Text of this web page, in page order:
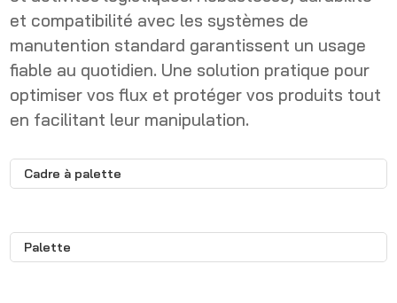
et compatibilité avec les systèmes de
manutention standard garantissent un usage
fiable au quotidien. Une solution pratique pour
optimiser vos flux et protéger vos produits tout
en facilitant leur manipulation.
Cadre à palette
Palette